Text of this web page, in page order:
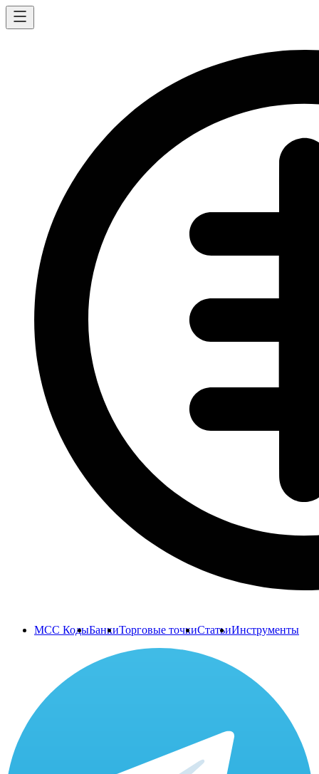
MCC КодыБанкиТорговые точкиСтатьиИнструменты